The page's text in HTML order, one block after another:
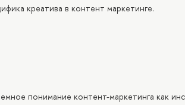
креатива в контент маркетинге.
понимание контент-маркетинга как